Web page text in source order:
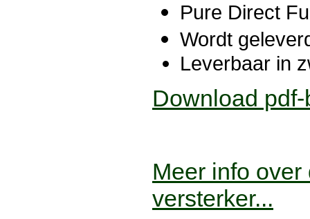
Pure Direct
Wordt
Leverbaar in
Download
Meer info
versterker...